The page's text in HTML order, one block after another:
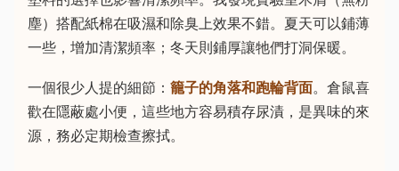
塵）搭配紙棉在吸濕和除臭上效果不錯。夏天可以鋪薄
一些，增加清潔頻率；冬天則鋪厚讓牠們打洞保暖。
一個很少人提的細節： 籠子的角落和跑輪背面。倉鼠喜
歡在隱蔽處小便，這些地方容易積存尿漬，是異味的來
源，務必定期檢查擦拭。